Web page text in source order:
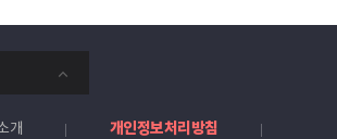
개
개인정보처리방침